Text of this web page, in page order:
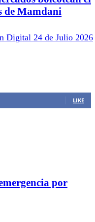
de Mamdani
LIKE
por